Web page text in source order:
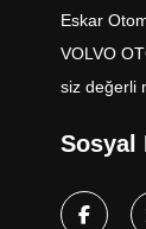
Eskar
VOLVO
siz değerli
Sosyal